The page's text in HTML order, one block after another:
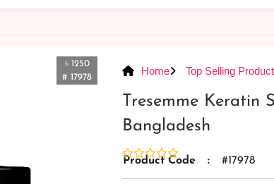
৳ 1250
# 17978
Home Top Selling Product
Tresemme Keratin
Bangladesh
Product Code : #17978